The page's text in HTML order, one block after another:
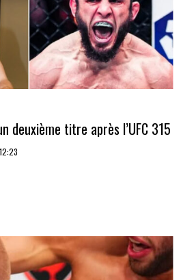
deuxième titre après l’UFC 315